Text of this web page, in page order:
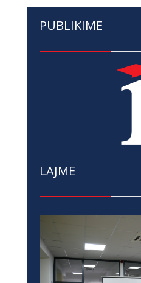
PUBLIKIME
LAJME